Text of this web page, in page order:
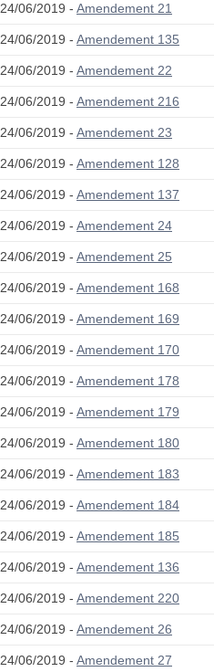
24/06/2019 - Amendement 21
24/06/2019 - Amendement 135
24/06/2019 - Amendement 22
24/06/2019 - Amendement 216
24/06/2019 - Amendement 23
24/06/2019 - Amendement 128
24/06/2019 - Amendement 137
24/06/2019 - Amendement 24
24/06/2019 - Amendement 25
24/06/2019 - Amendement 168
24/06/2019 - Amendement 169
24/06/2019 - Amendement 170
24/06/2019 - Amendement 178
24/06/2019 - Amendement 179
24/06/2019 - Amendement 180
24/06/2019 - Amendement 183
24/06/2019 - Amendement 184
24/06/2019 - Amendement 185
24/06/2019 - Amendement 136
24/06/2019 - Amendement 220
24/06/2019 - Amendement 26
24/06/2019 - Amendement 27